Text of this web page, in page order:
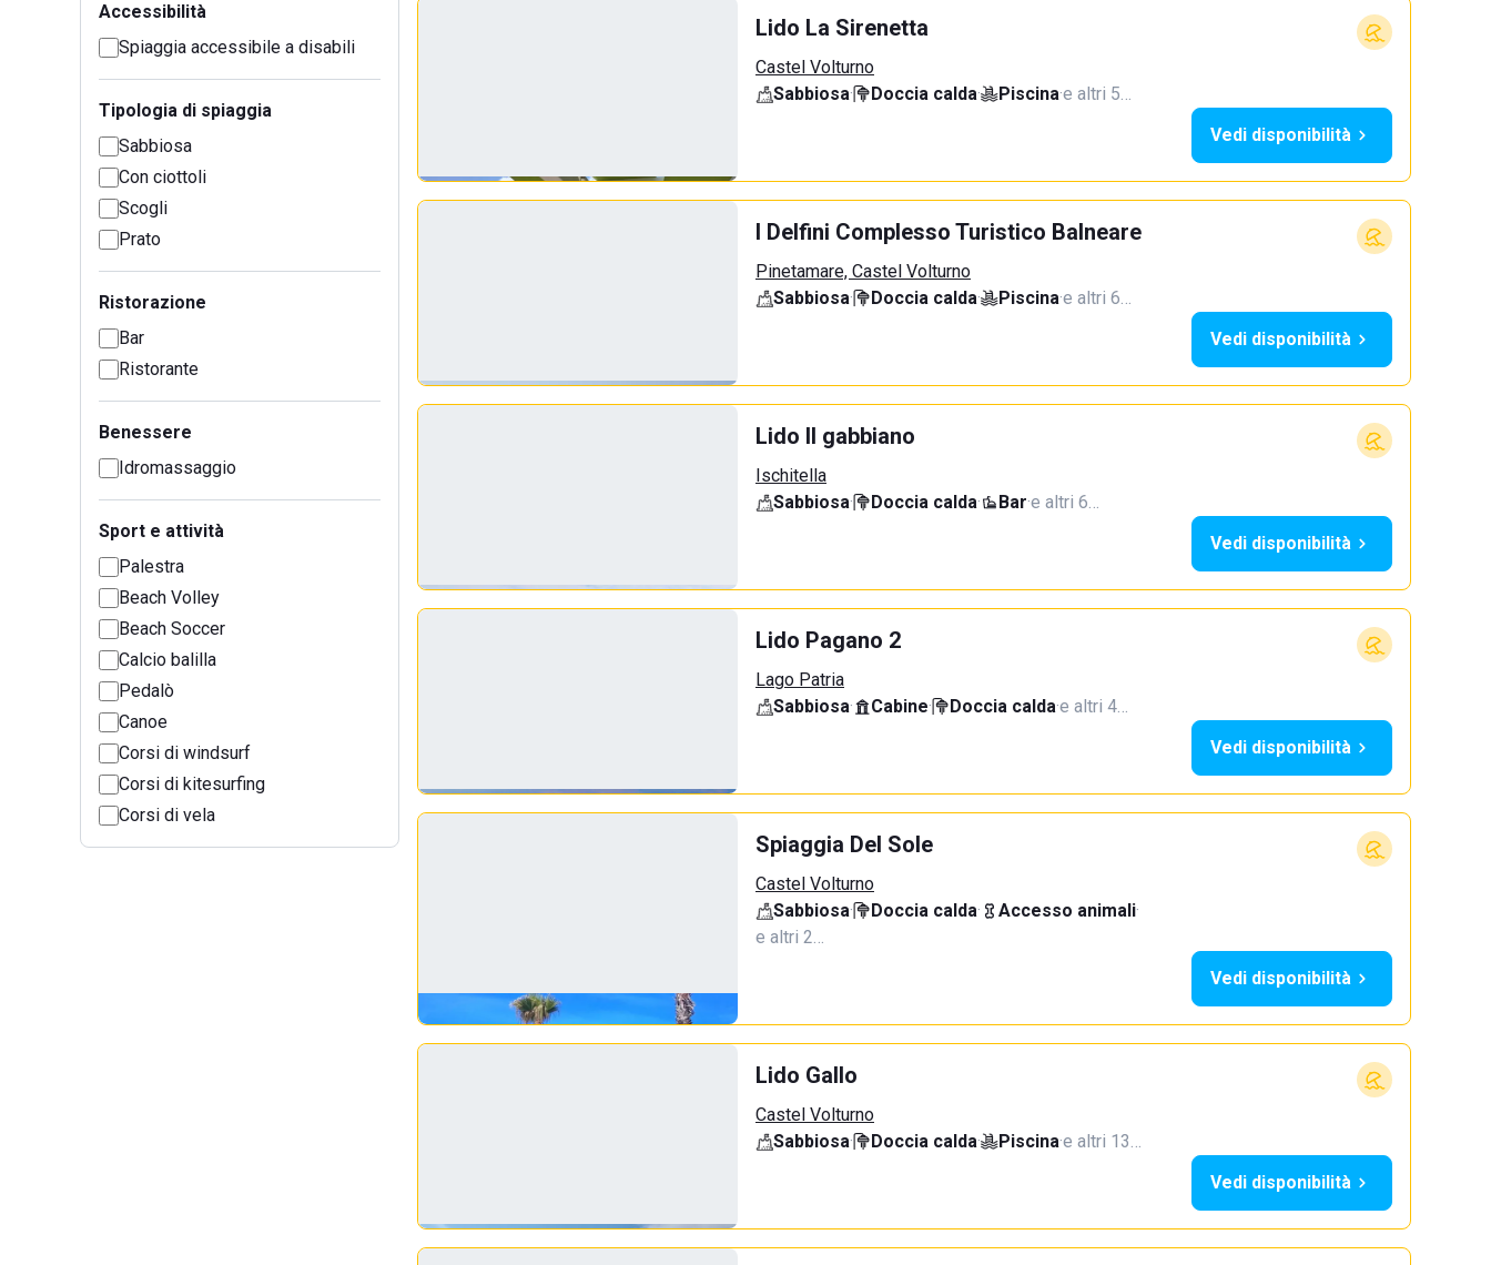
Accessibilità
Spiaggia accessibile a disabili
Tipologia di spiaggia
Sabbiosa
Con ciottoli
Scogli
Prato
Ristorazione
Bar
Ristorante
Benessere
Idromassaggio
Sport e attività
Palestra
Beach Volley
Beach Soccer
Calcio balilla
Pedalò
Canoe
Corsi di windsurf
Corsi di kitesurfing
Corsi di vela
Lido La Sirenetta
Castel Volturno
Sabbiosa· Doccia calda· Piscina·e altri 5…
Vedi disponibilità
I Delfini Complesso Turistico Balneare
Pinetamare, Castel Volturno
Sabbiosa· Doccia calda· Piscina·e altri 6…
Vedi disponibilità
Lido Il gabbiano
Ischitella
Sabbiosa· Doccia calda· Bar·e altri 6…
Vedi disponibilità
Lido Pagano 2
Lago Patria
Sabbiosa· Cabine· Doccia calda·e altri 4…
Vedi disponibilità
Spiaggia Del Sole
Castel Volturno
Sabbiosa· Doccia calda· Accesso animali·
e altri 2…
Vedi disponibilità
Lido Gallo
Castel Volturno
Sabbiosa· Doccia calda· Piscina·e altri 13…
Vedi disponibilità